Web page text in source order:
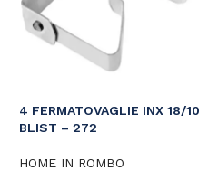
4 FERMATOVAGLIE INX 18/10
BLIST – 272
HOME IN ROMBO